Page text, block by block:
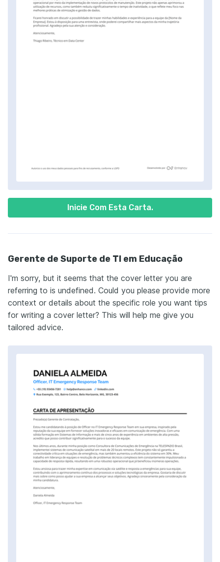
Inicie Com Esta Carta.
Gerente de Suporte de TI em Educação
I'm sorry, but it seems that the cover letter you are
referring to is undefined. Could you please provide more
context or details about the specific role you want tips
for writing a cover letter? This will help me give you
tailored advice.